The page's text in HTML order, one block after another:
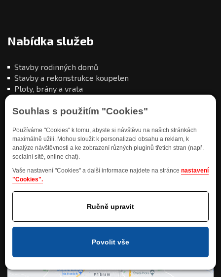
Souhlas s použitím "Cookies"
Používáme "Cookies" k tomu, abyste si návštěvu na našich stránkách
maximálně užili. Mohou sloužit k personalizaci obsahu a reklam, k
analýze návštěvnosti a ke zobrazení různých pluginů třetích stran (např.
socialní sítě, online chat).
Vaše nastavení "Cookies" a další informace najdete na stránce nastavení
"Cookies".
Ručně upravit
Povolit vše
Nabídka služeb
Stavby rodinných domů
Stavby a rekonstrukce koupelen
Ploty, brány a vrata
Kde nás najdete